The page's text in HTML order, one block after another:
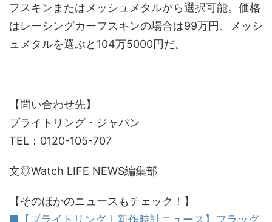
フスキンまたはメッシュメタルから選択可能。価格
はレーシングカーフスキンの場合は99万円、メッシ
ュメタルを選ぶと104万5000円だ。
【問い合わせ先】
ブライトリング・ジャパン
TEL：0120-105-707
文◎Watch LIFE NEWS編集部
【そのほかのニュースもチェック！】
■【ブライトリング｜新作時計ニュース】フラッグ